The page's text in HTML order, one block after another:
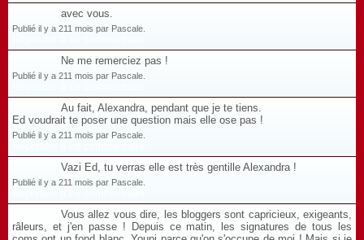
avec vous.
Publié il y a 211 mois par Pascale.
Ne me remerciez pas !
Publié il y a 211 mois par Pascale.
Au fait, Alexandra, pendant que je te tiens.
Ed voudrait te poser une question mais elle ose pas !
Publié il y a 211 mois par Pascale.
Vazi Ed, tu verras elle est très gentille Alexandra !
Publié il y a 211 mois par Pascale.
Vous allez vous dire, les bloggers sont capricieux, exigeants,
râleurs, et j'en passe ! Depuis ce matin, les signatures de tous les